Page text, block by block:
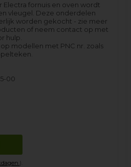
fornuis en oven wordt
vleugel. Deze onderdelen
worden gekocht - zie meer
of neem contact op met
hulp.
modellen met PNC nr. zoals
00
).